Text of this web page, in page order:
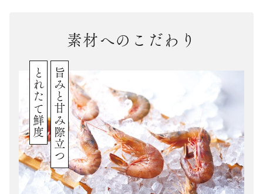
素材へのこだわり
旨みと甘み際立つ
とれたて鮮度